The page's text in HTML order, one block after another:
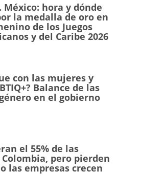
México: hora y dónde
la medalla de oro en
de los Juegos
y del Caribe 2026
con las mujeres y
Balance de las
en el gobierno
el 55% de las
pero pierden
las empresas crecen